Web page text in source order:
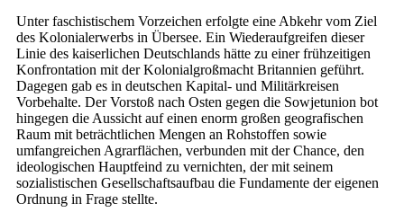
Unter faschistischem Vorzeichen erfolgte eine Abkehr vom Ziel
des Kolonialerwerbs in Übersee. Ein Wiederaufgreifen dieser
Linie des kaiserlichen Deutschlands hätte zu einer frühzeitigen
Konfrontation mit der Kolonialgroßmacht Britannien geführt.
Dagegen gab es in deutschen Kapital- und Militärkreisen
Vorbehalte. Der Vorstoß nach Osten gegen die Sowjetunion bot
hingegen die Aussicht auf einen enorm großen geografischen
Raum mit beträchtlichen Mengen an Rohstoffen sowie
umfangreichen Agrarflächen, verbunden mit der Chance, den
ideologischen Hauptfeind zu vernichten, der mit seinem
sozialistischen Gesellschaftsaufbau die Fundamente der eigenen
Ordnung in Frage stellte.